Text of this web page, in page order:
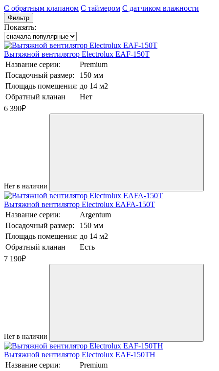
С обратным клапаном С таймером С датчиком влажности
Фильтр
Показать:
Вытяжной вентилятор Electrolux EAF-150T
Название серии:
Premium
Посадочный размер:
150 мм
Площадь помещения: до 14 м2
Обратный кланан
Нет
6 390₽
Нет в наличии
Вытяжной вентилятор Electrolux EAFA-150T
Название серии:
Argentum
Посадочный размер:
150 мм
Площадь помещения: до 14 м2
Обратный кланан
Есть
7 190₽
Нет в наличии
Вытяжной вентилятор Electrolux EAF-150TH
Название серии:
Premium